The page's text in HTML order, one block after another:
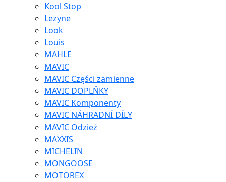
Kool Stop
Lezyne
Look
Louis
MAHLE
MAVIC
MAVIC Części zamienne
MAVIC DOPLŇKY
MAVIC Komponenty
MAVIC NÁHRADNÍ DÍLY
MAVIC Odzież
MAXXIS
MICHELIN
MONGOOSE
MOTOREX